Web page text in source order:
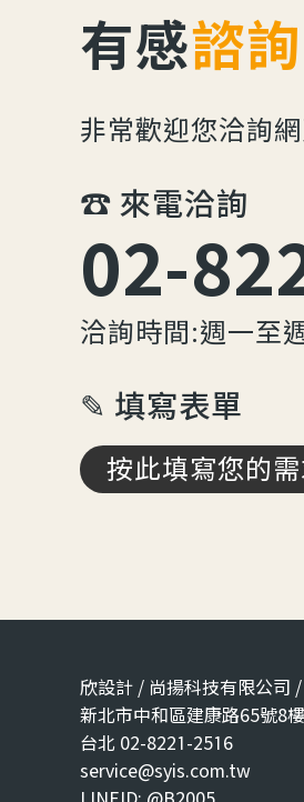
有感諮詢
非常歡迎您洽詢
☎︎ 來電洽詢
02-
洽詢時間:週一至
✎ 填寫表單
按此填寫您的
欣設計 / 尚揚科技有限公司
新北市中和區建康路65號8
台北 02-8221-2516
service@syis.com.tw